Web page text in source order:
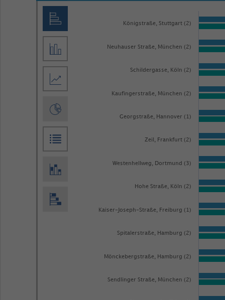
Königstraße, Stuttgart (2)
Kaufingerstraße, München (2)
Westenhellweg, Dortmund (3)
Spitalerstraße, Hamburg (2)
Neuhauser Straße, München (2)
Schildergasse, Köln (2)
Georgstraße, Hannover (1)
Zeil, Frankfurt (2)
Hohe Straße, Köln (2)
Kaiser-Joseph-Straße, Freiburg (1)
Mönckebergstraße, Hamburg (2)
Sendlinger Straße, München (2)